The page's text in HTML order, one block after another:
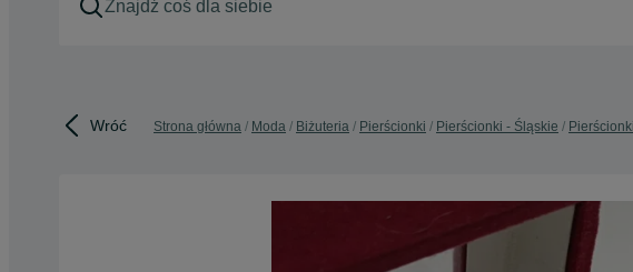
Wróć Strona główna Moda Biżuteria Pierścionki Pierścionki - Śląskie